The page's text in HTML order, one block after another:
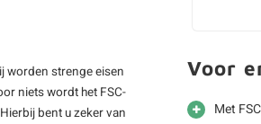
worden strenge eisen
niets wordt het FSC-
bent u zeker van
Voor
Met